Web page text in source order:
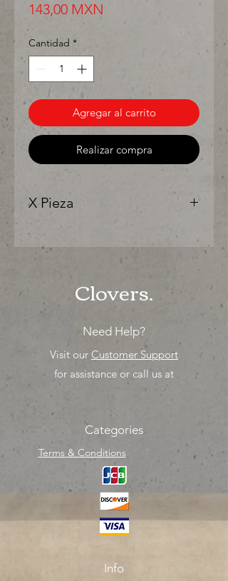
143,00 MXN
Cantidad *
Agregar al carrito
Realizar compra
X Pieza
"Ya sea para comprar o para surtir,
solo los mejores precios para tu
Clovers.
Need Help?
Visit our Customer Support
for assistance or call us at
Categories
Terms & Conditions
Info